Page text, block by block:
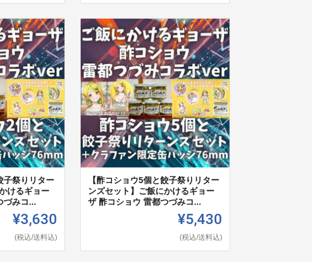
子祭りリター
けるギョー
づみコ...
¥3,630
(税込/送料込)
【酢コショウ5個と餃子祭りリター
ンズセット】ご飯にかけるギョー
ザ 酢コショウ 雷都つづみコ...
¥5,430
(税込/送料込)